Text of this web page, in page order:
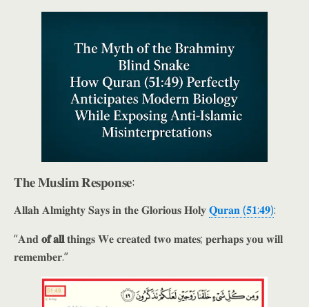
𝐓𝐡𝐞 𝐌𝐮𝐬𝐥𝐢𝐦 𝐑𝐞𝐬𝐩𝐨𝐧𝐬𝐞:
𝐀𝐥𝐥𝐚𝐡 𝐀𝐥𝐦𝐢𝐠𝐡𝐭𝐲 𝐒𝐚𝐲𝐬 𝐢𝐧 𝐭𝐡𝐞 𝐆𝐥𝐨𝐫𝐢𝐨𝐮𝐬 𝐇𝐨𝐥𝐲𝐐𝐮𝐫𝐚𝐧 (𝟓𝟏:𝟒𝟗):
“𝐀𝐧𝐝𝐨𝐟 𝐚𝐥𝐥𝐭𝐡𝐢𝐧𝐠𝐬 𝐖𝐞 𝐜𝐫𝐞𝐚𝐭𝐞𝐝 𝐭𝐰𝐨 𝐦𝐚𝐭𝐞𝐬; 𝐩𝐞𝐫𝐡𝐚𝐩𝐬 𝐲𝐨𝐮 𝐰𝐢𝐥𝐥
𝐫𝐞𝐦𝐞𝐦𝐛𝐞𝐫.”